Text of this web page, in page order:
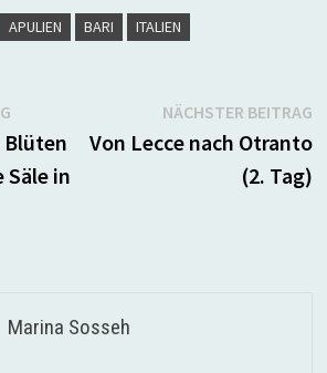
APULIEN BARI ITALIEN
Vorheriger
Beitrag:
in
NÄCHSTER BEITRAG
Von Lecce nach Otranto
(2. Tag)
Marina Sosseh